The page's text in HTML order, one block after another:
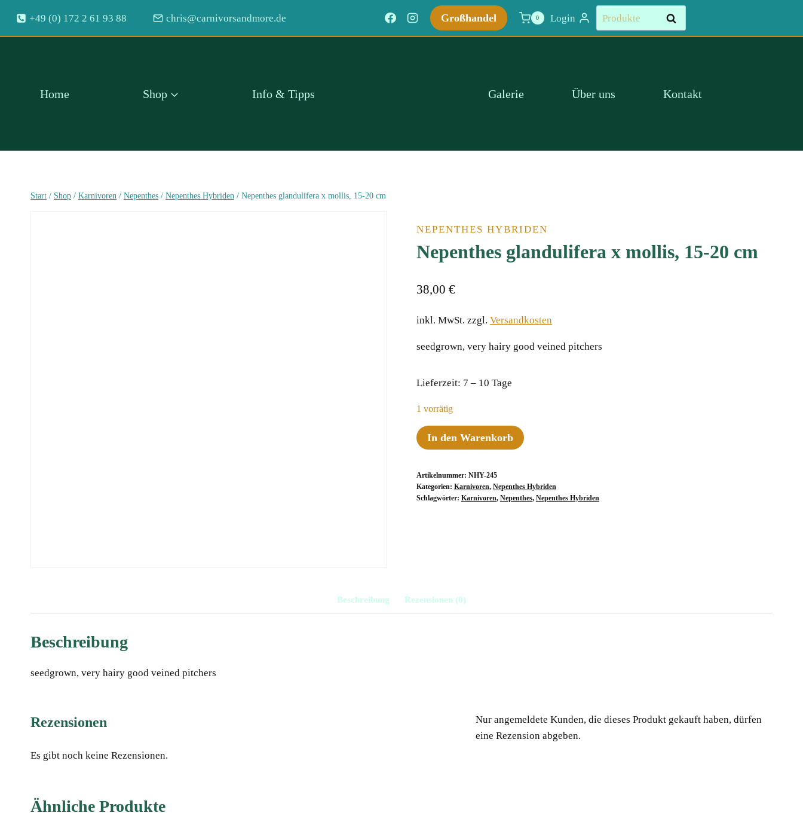
Inhalt
springen
+49 (0) 172 2 61 93 88 chris@carnivorsandmore.de Großhandel 0 Login
Suchen
nach:
Suchen
Home Shop Info & Tipps Galerie Über uns Kontakt
Start / Shop / Karnivoren / Nepenthes / Nepenthes Hybriden / Nepenthes glandulifera x mollis, 15-20 cm
NEPENTHES HYBRIDEN
Nepenthes glandulifera x mollis, 15-20 cm
38,00 €
inkl. MwSt. zzgl. Versandkosten
seedgrown, very hairy good veined pitchers
Lieferzeit: 7 – 10 Tage
1 vorrätig
Nepenthes
glandulifera
mollis,
15-
In den Warenkorb
Artikelnummer: NHY-245
Kategorien: Karnivoren, Nepenthes Hybriden
Schlagwörter: Karnivoren, Nepenthes, Nepenthes Hybriden
Beschreibung Rezensionen (0)
Beschreibung
seedgrown, very hairy good veined pitchers
Rezensionen
Es gibt noch keine Rezensionen.
Nur angemeldete Kunden, die dieses Produkt gekauft haben, dürfen
eine Rezension abgeben.
Ähnliche Produkte
glandulifera
mollis,